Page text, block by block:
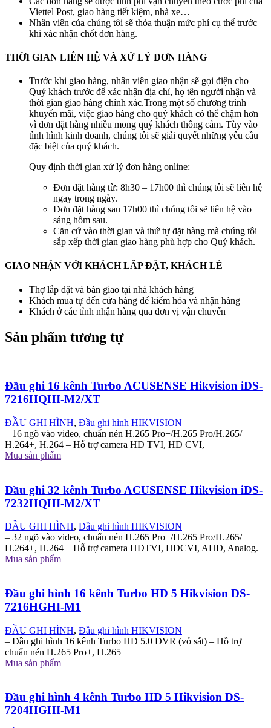
Viettel Post, giao hàng tiết kiệm, nhà xe…
Nhân viên của chúng tôi sẽ thỏa thuận mức phí cụ thể trước
khi xác nhận chốt đơn hàng.
THỜI GIAN LIÊN HỆ VÀ XỬ LÝ ĐƠN HÀNG
Trước khi giao hàng, nhân viên giao nhận sẽ gọi điện cho
Quý khách trước để xác nhận địa chỉ, họ tên người nhận và
thời gian giao hàng chính xác.Trong một số chương trình
khuyến mãi, việc giao hàng cho quý khách có thể chậm hơn
vì đơn đặt hàng nhiều mong quý khách thông cảm. Tùy vào
tình hình kinh doanh, chúng tôi sẽ giải quyết những yêu cầu
đặc biệt của quý khách.
Quy định thời gian xử lý đơn hàng online:
Đơn đặt hàng từ: 8h30 – 17h00 thì chúng tôi sẽ liên hệ
ngay trong ngày.
Đơn đặt hàng sau 17h00 thì chúng tôi sẽ liên hệ vào
sáng hôm sau.
Căn cứ vào thời gian và thứ tự đặt hàng mà chúng tôi
sắp xếp thời gian giao hàng phù hợp cho Quý khách.
GIAO NHẬN VỚI KHÁCH LẮP ĐẶT, KHÁCH LẺ
Thợ lắp đặt và bàn giao tại nhà khách hàng
Khách mua tự đến cửa hàng để kiểm hóa và nhận hàng
Khách ở các tỉnh nhận hàng qua đơn vị vận chuyển
Sản phẩm tương tự
Đầu ghi 16 kênh Turbo ACUSENSE Hikvision iDS-
7216HQHI-M2/XT
ĐẦU GHI HÌNH, Đầu ghi hình HIKVISION
– 16 ngõ vào video, chuẩn nén H.265 Pro+/H.265 Pro/H.265/
H.264+, H.264 – Hỗ trợ camera HD TVI, HD CVI,
Mua sản phẩm
Đầu ghi 32 kênh Turbo ACUSENSE Hikvision iDS-
7232HQHI-M2/XT
ĐẦU GHI HÌNH, Đầu ghi hình HIKVISION
– 32 ngõ vào video, chuẩn nén H.265 Pro+/H.265 Pro/H.265/
H.264+, H.264 – Hỗ trợ camera HDTVI, HDCVI, AHD, Analog.
Mua sản phẩm
Đầu ghi hình 16 kênh Turbo HD 5 Hikvision DS-
7216HGHI-M1
ĐẦU GHI HÌNH, Đầu ghi hình HIKVISION
– Đầu ghi hình 16 kênh Turbo HD 5.0 DVR (vỏ sắt) – Hỗ trợ
chuẩn nén H.265 Pro+, H.265
Mua sản phẩm
Đầu ghi hình 4 kênh Turbo HD 5 Hikvision DS-
7204HGHI-M1